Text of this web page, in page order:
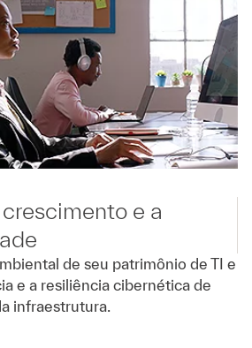
e a
de seu patrimônio de TI e
e a resiliência cibernética de
infraestrutura.